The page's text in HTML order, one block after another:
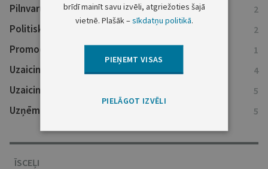
Pilnvaru atsaukumi 2
Politisko partiju reģistra ziņas 2
Promocijas darbi 1
Uzaicinājumi nokārtot saistības 4
Uzaicinājumi uz tiesu 5
Uzņēmumu reģistra ziņas 5
ĪSCEĻI
brīdī mainīt savu izvēli, atgriežoties šajā
vietnē. Plašāk –sīkdatņu politikā.
PIEŅEMT VISAS
PIELĀGOT IZVĒLI